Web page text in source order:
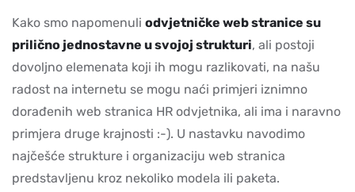
Kako smo napomenuli odvjetničke web stranice su
prilično jednostavne u svojoj strukturi, ali postoji
dovoljno elemenata koji ih mogu razlikovati, na našu
radost na internetu se mogu naći primjeri iznimno
dorađenih web stranica HR odvjetnika, ali ima i naravno
primjera druge krajnosti :-). U nastavku navodimo
najčešće strukture i organizaciju web stranica
predstavljenu kroz nekoliko modela ili paketa.